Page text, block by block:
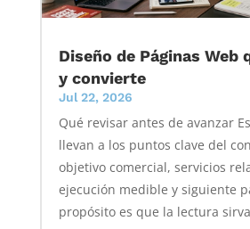
Diseño de Páginas Web
y convierte
Jul 22, 2026
Qué revisar antes de avanzar
llevan a los puntos clave del
objetivo comercial, servicios
ejecución medible y siguiente
propósito es que la lectura